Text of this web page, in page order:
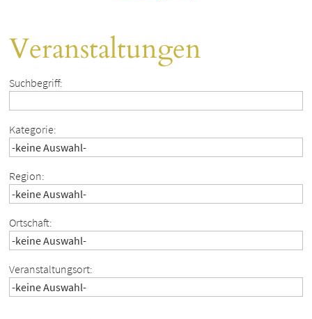
Veranstaltungen
Suchbegriff:
Kategorie:
Region:
Ortschaft:
Veranstaltungsort: